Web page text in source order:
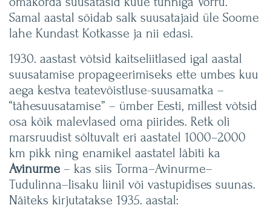
Samal aastal sõidab salk suusatajaid üle Soome
lahe Kundast Kotkasse ja nii edasi.
1930. aastast võtsid kaitseliitlased igal aastal
suusatamise propageerimiseks ette umbes kuu
aega kestva teatevõistluse-suusamatka –
“tähesuusatamise” – ümber Eesti, millest võtsid
osa kõik malevlased oma piirides. Retk oli
marsruudist sõltuvalt eri aastatel 1000–2000
km pikk ning enamikel aastatel läbiti ka
Avinurme – kas siis Torma–Avinurme–
Tudulinna–Iisaku liinil või vastupidises suunas.
Näiteks kirjutatakse 1935. aastal: